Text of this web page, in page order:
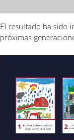
El resultado ha sido
próximas